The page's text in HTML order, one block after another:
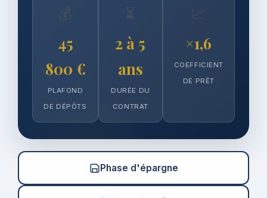
💰
45
800 €
PLAFOND
DE DÉPÔTS
⏳
2 à 5
ans
DURÉE DU
CONTRAT
📈
×1,6
COEFFICIENT
DE PRÊT
Phase d'épargne